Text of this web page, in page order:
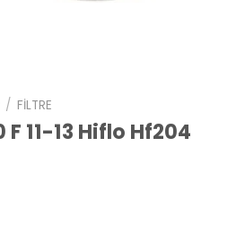
/ FILTRE
11-13 Hiflo Hf204